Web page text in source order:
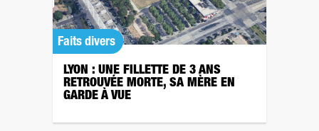
Faits divers
LYON : UNE FILLETTE DE 3 ANS
RETROUVÉE MORTE, SA MÈRE EN
GARDE À VUE